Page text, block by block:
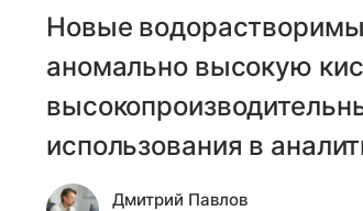
Новые
аномально высокую
использования в
Дмитрий Павлов